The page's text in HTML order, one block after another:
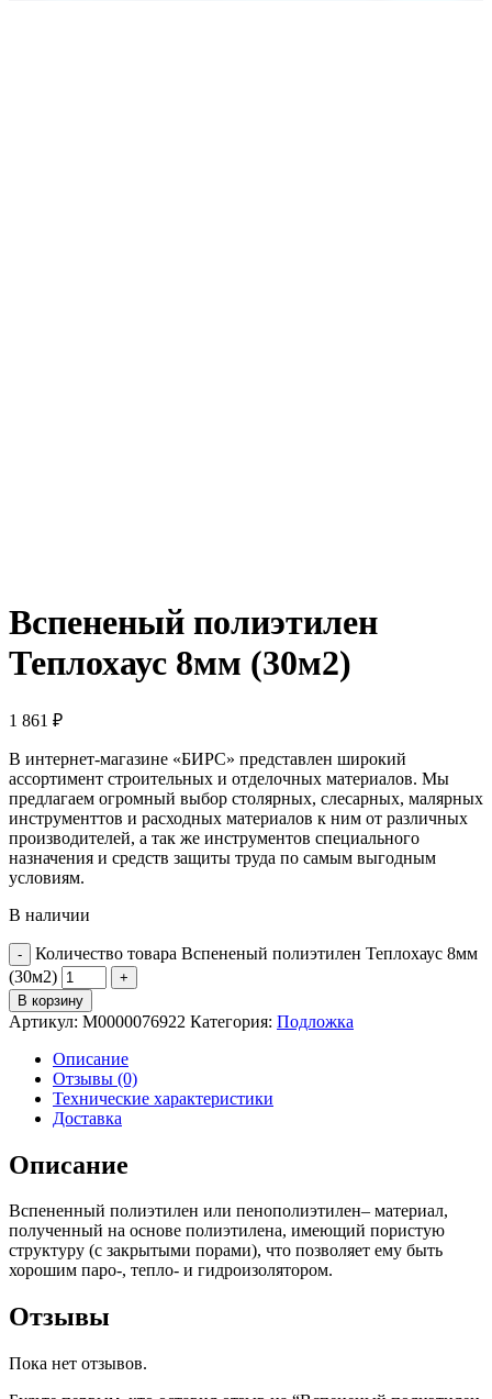
Вспененый полиэтилен
Теплохаус 8мм (30м2)
1 861 ₽
В интернет-магазине «БИРС» представлен широкий
ассортимент строительных и отделочных материалов. Мы
предлагаем огромный выбор столярных, слесарных, малярных
инструменттов и расходных материалов к ним от различных
производителей, а так же инструментов специального
назначения и средств защиты труда по самым выгодным
условиям.
В наличии
Количество товара Вспененый полиэтилен Теплохаус 8мм
(30м2)
В корзину
Артикул: М0000076922 Категория: Подложка
Описание
Отзывы (0)
Технические характеристики
Доставка
Описание
Вспененный полиэтилен или пенополиэтилен– материал,
полученный на основе полиэтилена, имеющий пористую
структуру (с закрытыми порами), что позволяет ему быть
хорошим паро-, тепло- и гидроизолятором.
Отзывы
Пока нет отзывов.